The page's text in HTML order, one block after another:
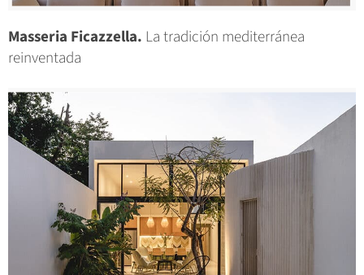
Masseria Ficazzella. La tradición mediterránea
reinventada